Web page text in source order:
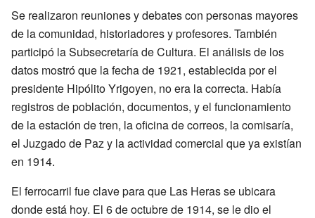
Se realizaron reuniones y debates con personas mayores
de la comunidad, historiadores y profesores. También
participó la Subsecretaría de Cultura. El análisis de los
datos mostró que la fecha de 1921, establecida por el
presidente Hipólito Yrigoyen, no era la correcta. Había
registros de población, documentos, y el funcionamiento
de la estación de tren, la oficina de correos, la comisaría,
el Juzgado de Paz y la actividad comercial que ya existían
en 1914.
El ferrocarril fue clave para que Las Heras se ubicara
donde está hoy. El 6 de octubre de 1914, se le dio el